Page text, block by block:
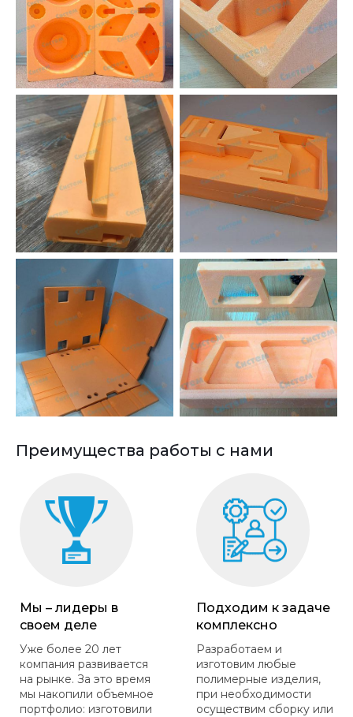
Преимущества работы с нами
Мы – лидеры в
своем деле
Уже более 20 лет
компания развивается
на рынке. За это время
мы накопили объемное
портфолио: изготовили
Подходим к задаче
комплексно
Разработаем и
изготовим любые
полимерные изделия,
при необходимости
осуществим сборку или